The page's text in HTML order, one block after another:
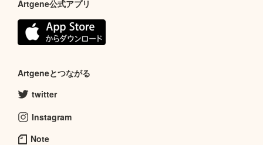
Artgene公式アプリ
Artgeneとつながる
twitter
Instagram
Note